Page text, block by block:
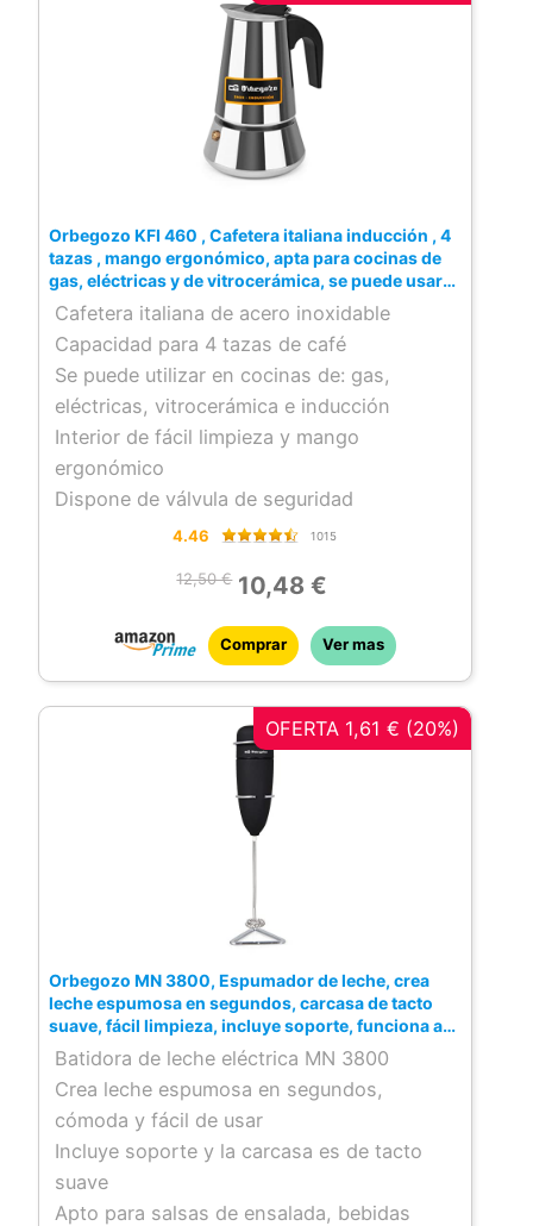
Orbegozo KFI 460 , Cafetera italiana inducción , 4
tazas , mango ergonómico, apta para cocinas de
gas, eléctricas y de vitrocerámica, se puede usar
en lavavajillas, color acero inoxidable
Cafetera italiana de acero inoxidable
Capacidad para 4 tazas de café
Se puede utilizar en cocinas de: gas,
eléctricas, vitrocerámica e inducción
Interior de fácil limpieza y mango
ergonómico
Dispone de válvula de seguridad
4.46 1015
12,50 € 10,48 €
Comprar Ver mas
OFERTA 1,61 € (20%)
Orbegozo MN 3800, Espumador de leche, crea
leche espumosa en segundos, carcasa de tacto
suave, fácil limpieza, incluye soporte, funciona a
pilas 2XAA (no incluidas), color negro
Batidora de leche eléctrica MN 3800
Crea leche espumosa en segundos,
cómoda y fácil de usar
Incluye soporte y la carcasa es de tacto
suave
Apto para salsas de ensalada, bebidas